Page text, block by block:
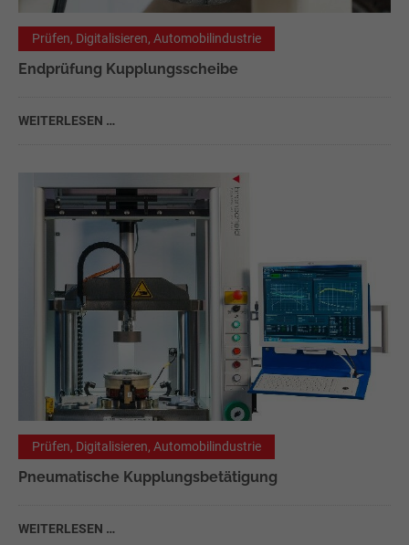
Prüfen, Digitalisieren, Automobilindustrie
Endprüfung Kupplungsscheibe
WEITERLESEN …
Prüfen, Digitalisieren, Automobilindustrie
Pneumatische Kupplungsbetätigung
WEITERLESEN …